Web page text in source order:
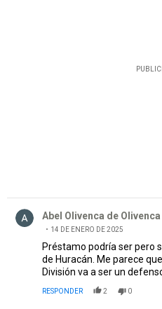
Abel Olivenca de
14 DE ENERO DE 2025
Préstamo podría ser pero
de Huracán. Me parece
División va a ser un
RESPONDER 2 0